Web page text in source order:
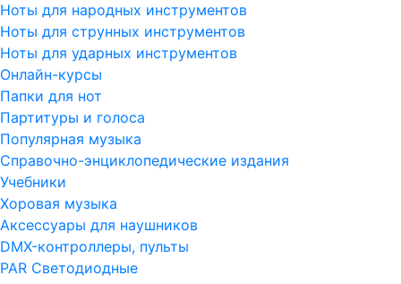
Ноты для народных инструментов
Ноты для струнных инструментов
Ноты для ударных инструментов
Онлайн-курсы
Папки для нот
Партитуры и голоса
Популярная музыка
Справочно-энциклопедические издания
Учебники
Хоровая музыка
Аксессуары для наушников
DMX-контроллеры, пульты
PAR Светодиодные